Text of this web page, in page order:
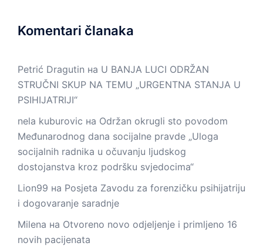
Komentari članaka
Petrić Dragutin на U BANJA LUCI ODRŽAN
STRUČNI SKUP NA TEMU „URGENTNA STANJA U
PSIHIJATRIJI“
nela kuburovic на Održan okrugli sto povodom
Međunarodnog dana socijalne pravde „Uloga
socijalnih radnika u očuvanju ljudskog
dostojanstva kroz podršku svjedocima“
Lion99 на Posjeta Zavodu za forenzičku psihijatriju
i dogovaranje saradnje
Milena на Otvoreno novo odjeljenje i primljeno 16
novih pacijenata